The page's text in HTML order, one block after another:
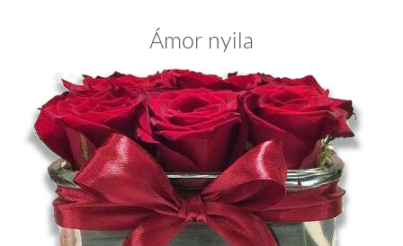
Ámor nyila